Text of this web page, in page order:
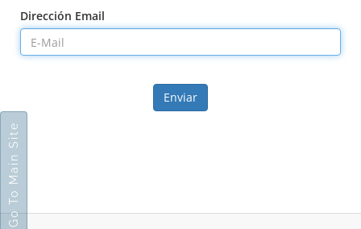
Dirección Email
Enviar
Go To Main Site